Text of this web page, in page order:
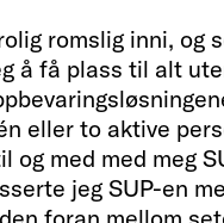
romslig inni, og
å få plass til alt
eller to aktive
med med meg
jeg SUP-en